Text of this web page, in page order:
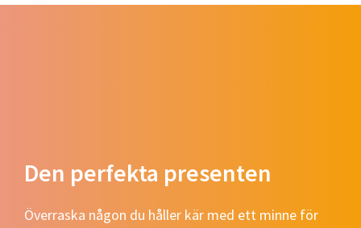
Den perfekta presenten
Överraska någon du håller kär med ett minne för